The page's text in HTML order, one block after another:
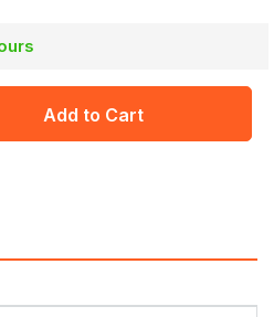
Add to Cart